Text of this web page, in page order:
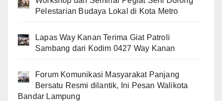
Pelestarian Budaya Lokal di Kota Metro
Lapas Way Kanan Terima Giat Patroli
Sambang dari Kodim 0427 Way Kanan
Forum Komunikasi Masyarakat Panjang
Bersatu Resmi dilantik, Ini Pesan Walikota
Bandar Lampung